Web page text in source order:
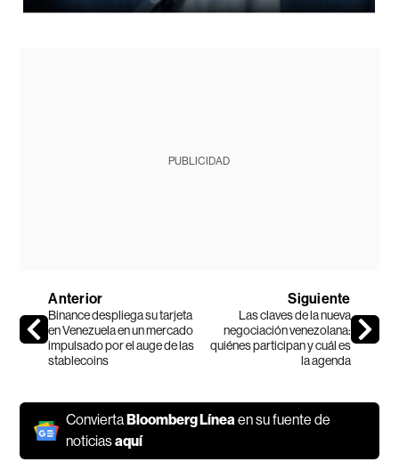
PUBLICIDAD
Anterior
Binance despliega su tarjeta
en Venezuela en un mercado
impulsado por el auge de las
stablecoins
Siguiente
Las claves de la nueva
negociación venezolana:
quiénes participan y cuál es
la agenda
ConviertaBloomberg Líneaen su fuente de
noticiasaquí